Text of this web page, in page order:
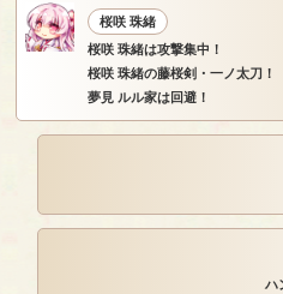
桜咲 珠緒
桜咲 珠緒は攻撃集中！
桜咲 珠緒の藤桜剣・一ノ太刀！
夢見 ルル家は回避！
ハ